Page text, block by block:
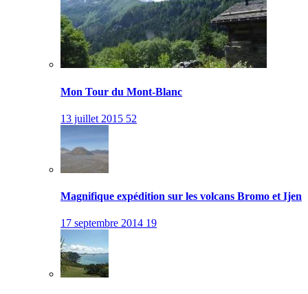
Mon Tour du Mont-Blanc
13 juillet 2015 52
Magnifique expédition sur les volcans Bromo et Ijen
17 septembre 2014 19